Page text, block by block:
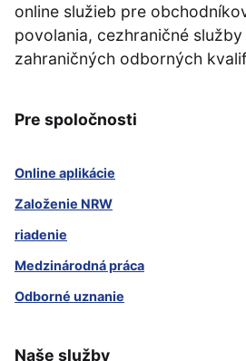
online služieb pre
povolania, cezhraničné
zahraničných odborných
Pre spoločnosti
Online aplikácie
Založenie NRW
riadenie
Medzinárodná práca
Odborné uznanie
Naše služby